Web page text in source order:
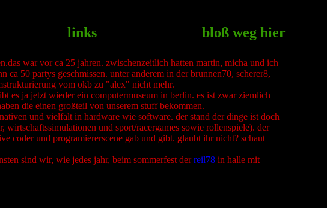
links bloß weg hier
war vor ca 25 jahren. zwischenzeitlich hatten martin, micha und ich
50 partys geschmissen. unter anderem in der brunnen70, scherer8,
vom okb zu "alex" nicht mehr.
es ja jetzt wieder ein computermuseum in berlin. es ist zwar ziemlich
die einen großteil von unserem stuff bekommen.
und vielfalt in hardware wie software. der stand der dinge ist doch
und sport/racergames sowie rollenspiele). der
coder und programiererscene gab und gibt. glaubt ihr nicht? schaut
sind wir, wie jedes jahr, beim sommerfest derreil78 in halle mit